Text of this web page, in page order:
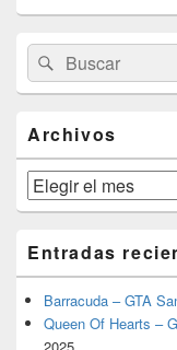
área
de
widget
lateral
primaria
Buscar
por:
Buscar
Archivos
Archivos
Entradas
Barracuda – GTA
Queen Of Hearts –